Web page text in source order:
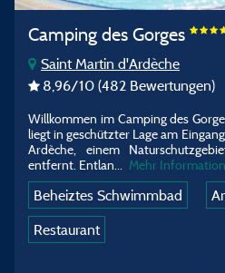
Camping des Gorges
Saint Martin d'Ardèche
8,96/10 (482 Bewertungen)
Willkommen im Camping des
liegt in geschützter Lage am
Ardèche, einem
entfernt. Entlan...
Mehr
Beheiztes Schwimmbad
Restaurant